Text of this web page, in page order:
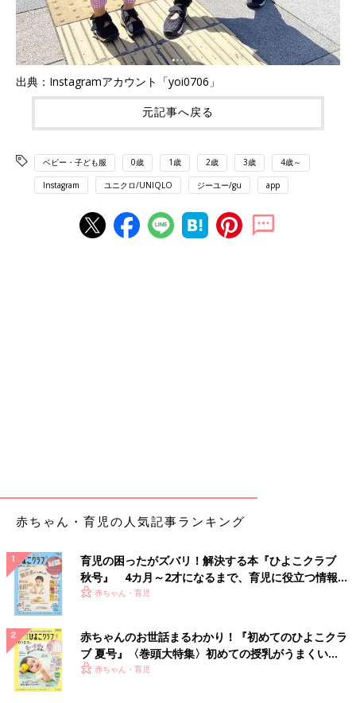
出典：Instagramアカウント「yoi0706」
元記事へ戻る
ベビー・子ども服 0歳 1歳 2歳 3歳 4歳～
Instagram ユニクロ/UNIQLO ジーユー/gu app
赤ちゃん・育児の人気記事ランキング
育児の困ったがズバリ！解決する本『ひよこクラブ
秋号』 4カ月～2才になるまで、育児に役立つ情報が
いっぱい！
赤ちゃん・育児
赤ちゃんのお世話まるわかり！『初めてのひよこクラ
ブ 夏号』〈巻頭大特集〉初めての授乳がうまくい
く！ おっぱい・ミルクの基本と夏のトラブル 解決テ
赤ちゃん・育児